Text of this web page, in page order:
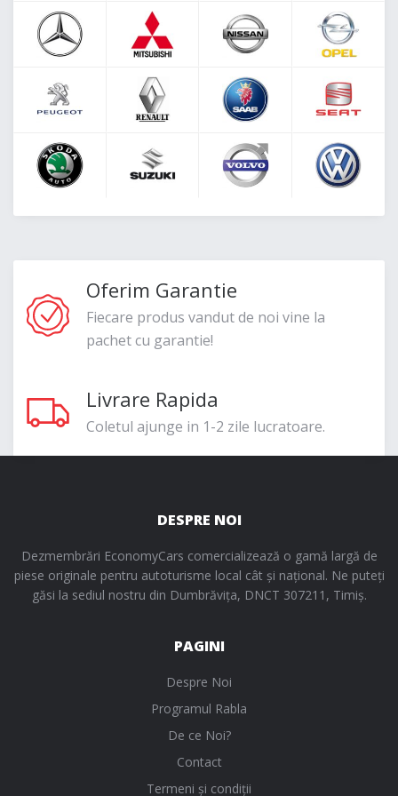
Oferim Garantie
Fiecare produs vandut de noi vine la
pachet cu garantie!
Livrare Rapida
Coletul ajunge in 1-2 zile lucratoare.
DESPRE NOI
Dezmembrări EconomyCars comercializează o gamă largă de
piese originale pentru autoturisme local cât și național. Ne puteți
găsi la sediul nostru din Dumbrăvița, DNCT 307211, Timiș.
PAGINI
Despre Noi
Programul Rabla
De ce Noi?
Contact
Termeni și condiții